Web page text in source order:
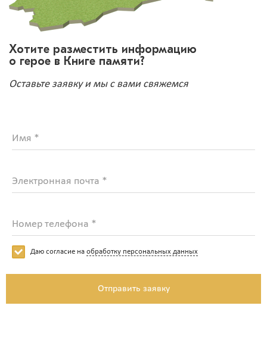
Хотите разместить информацию
о герое в Книге памяти?
Оставьте заявку и мы с вами свяжемся
Имя *
Электронная почта *
Номер телефона *
Даю согласие на обработку персональных данных
Отправить заявку